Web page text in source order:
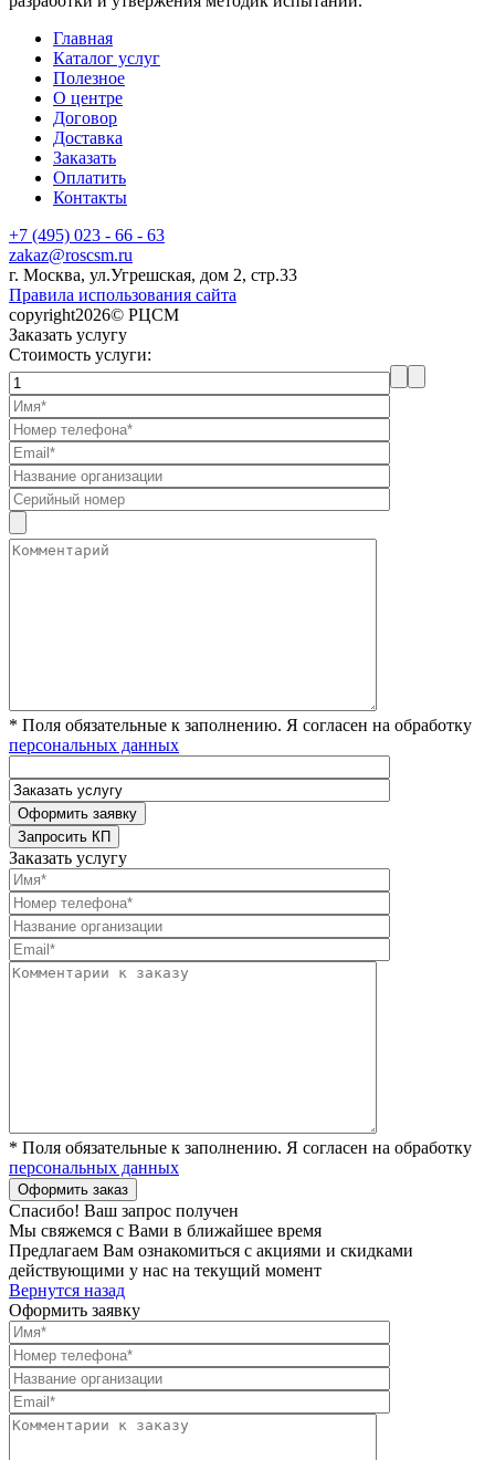
Главная
Каталог услуг
Полезное
О центре
Договор
Доставка
Заказать
Оплатить
Контакты
+7 (495) 023 - 66 - 63
zakaz@roscsm.ru
г. Москва, ул.Угрешская, дом 2, стр.33
Правила использования сайта
copyright2026© РЦСМ
Заказать услугу
Стоимость услуги:
* Поля обязательные к заполнению. Я согласен на обработку
персональных данных
Заказать услугу
* Поля обязательные к заполнению. Я согласен на обработку
персональных данных
Спасибо! Ваш запрос получен
Мы свяжемся с Вами в ближайшее время
Предлагаем Вам ознакомиться с акциями и скидками
действующими у нас на текущий момент
Вернутся назад
Оформить заявку